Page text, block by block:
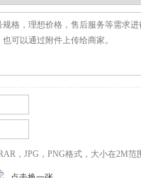
，JPG，PNG格式，大小在2M范